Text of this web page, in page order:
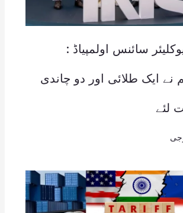
سائنس اولمپیاڈ :
نے ایک طلائی اور دو چاندی
لئے